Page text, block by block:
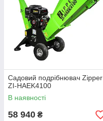
Садовий подрібнювач Zipper
ZI-HAEK4100
В наявності
58 940 ₴